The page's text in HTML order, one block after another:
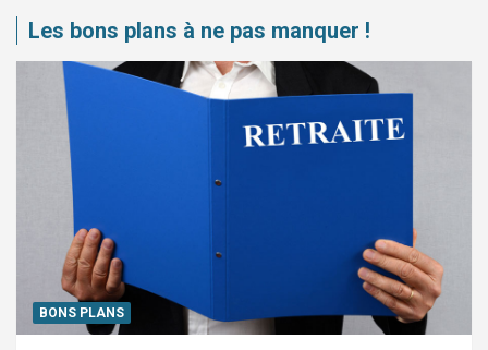
Les bons plans à ne pas manquer !
BONS PLANS